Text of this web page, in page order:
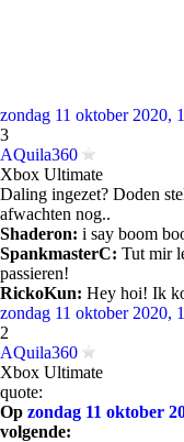
zondag 11 oktober 2020,
3
AQuila360
Xbox Ultimate
Daling ingezet? Doden
afwachten nog..
Shaderon: i say boom
SpankmasterC: Tut mir
passieren!
RickoKun: Hey hoi! Ik
zondag 11 oktober 2020,
2
AQuila360
Xbox Ultimate
quote:
Op zondag 11 oktober
volgende: